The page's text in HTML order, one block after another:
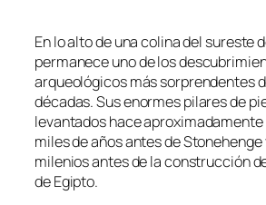
En lo alto de una colina del sureste
permanece uno de los
arqueológicos más sorprendentes
décadas. Sus enormes pilares de
levantados hace aproximadamente
miles de años antes de
milenios antes de la construcción
de Egipto.